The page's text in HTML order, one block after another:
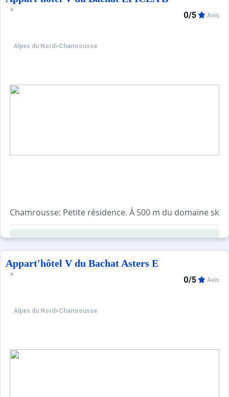
Alpes du Nord >Chamrousse
0/5 Avis
Chamrousse: Petite résidence. À 500 m du domaine
Appart'hôtel V du Bachat Asters E
Alpes du Nord >Chamrousse
0/5 Avis